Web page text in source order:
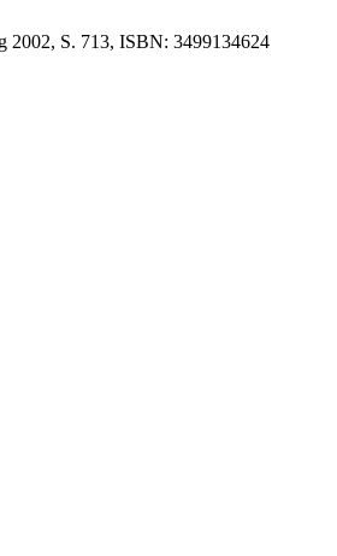
2002, S. 713, ISBN: 3499134624